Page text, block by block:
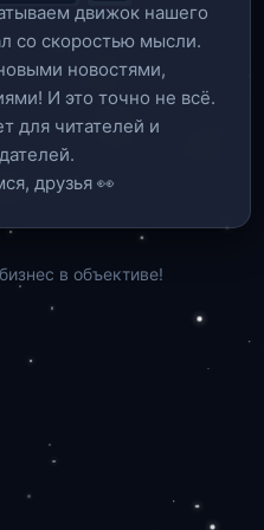
движок нашего
со скоростью мысли.
новостями,
И это точно не всё.
для читателей и
друзья 👀
в объективе!